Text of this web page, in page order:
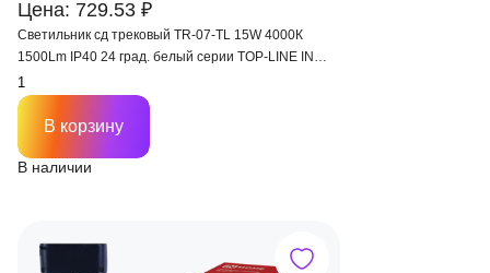
Цена: 729.53 ₽
Светильник сд трековый TR-07-TL 15W 4000К
1500Lm IP40 24 град. белый серии TOP-LINE IN
HOME
В наличии
В корзину